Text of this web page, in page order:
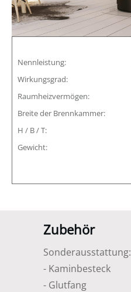
Nennleistung:
Wirkungsgrad:
Raumheizvermögen:
Breite der Brennkammer:
H / B / T:
Gewicht:
Zubehör
Sonderausstattung:
- Kaminbesteck
- Glutfang